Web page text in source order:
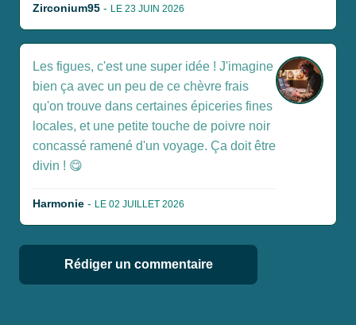
Zirconium95 - LE 23 JUIN 2026
Les figues, c'est une super idée ! J'imagine
bien ça avec un peu de ce chèvre frais
qu'on trouve dans certaines épiceries fines
locales, et une petite touche de poivre noir
concassé ramené d'un voyage. Ça doit être
divin ! 😋
Harmonie - LE 02 JUILLET 2026
Rédiger un commentaire